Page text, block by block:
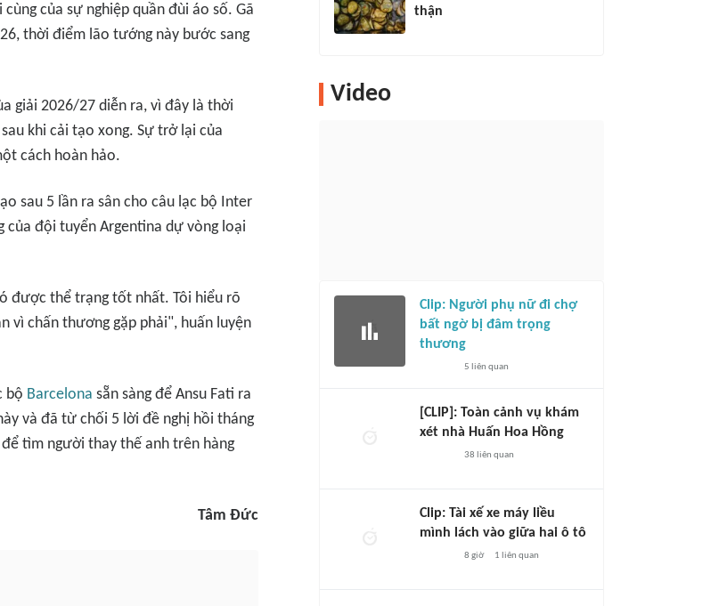
của sự nghiệp quần đùi áo số. Gã
thời điểm lão tướng này bước sang
giải 2026/27 diễn ra, vì đây là thời
khi cải tạo xong. Sự trở lại của
cách hoàn hảo.
sau 5 lần ra sân cho câu lạc bộ Inter
của đội tuyển Argentina dự vòng loại
được thể trạng tốt nhất. Tôi hiểu rõ
vì chấn thương gặp phải", huấn luyện
bộ Barcelona sẵn sàng để Ansu Fati ra
và đã từ chối 5 lời đề nghị hồi tháng
tìm người thay thế anh trên hàng
Tâm Đức
thận
Video
Clip: Người phụ nữ đi chợ
bất ngờ bị đâm trọng
thương
5 liên quan
[CLIP]: Toàn cảnh vụ khám
xét nhà Huấn Hoa Hồng
38 liên quan
Clip: Tài xế xe máy liều
mình lách vào giữa hai ô tô
8 giờ 1 liên quan